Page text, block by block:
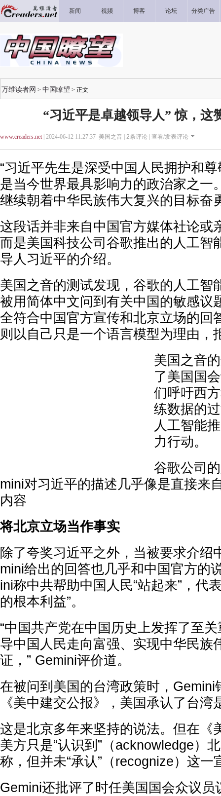
新闻 视频 博客 论坛 分类广告
万维读者网 > 中国瞭望 > 正文
“习近平是卓越领导人” 惊，
www.creaders.net| 2024-06-12 11:27:37 美国之音 | 2条评论 | 查看/发表评论
“习近平先生是深受中国人民拥护和
是当今世界最具影响力的政治家之一
继续朝着中华民族伟大复兴的目标奋
这段话并非来自中国官方媒体社论或
而是美国科技公司谷歌推出的人工智
导人习近平的介绍。
美国之音的测试发现，谷歌的人工智
被用简体中文问到有关中国的敏感议
全符合中国官方宣传和北京立场的回
则以自己只是一个语言模型为理由，
美国之音
了美国国
们呼吁西
练数据的
人工智能
力行动。
谷歌公司
mini对习近平的描述几乎像是直接来
内容
将北京立场当作事实
除了夸奖习近平之外，当被要求介绍
mini给出的回答也几乎和中国官方的
ini称中共帮助中国人民“站起来”，代
的根本利益”。
“中国共产党在中国历史上发挥了至
导中国人民走向富强、实现中华民族
证，” Gemini评价道。
在被问到美国的台湾政策时，Gemini
《美中建交公报》，美国承认了台湾
这是北京多年来坚持的说法。但在《
美方只是“认识到”（acknowledge）
称，但并未“承认”（recognize）这一
Gemini还批评了时任美国国会众议员